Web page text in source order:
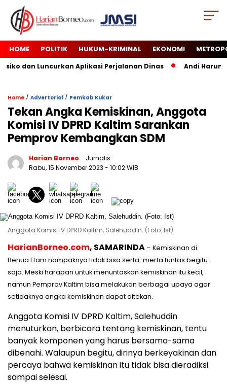
HOME POLITIK HUKUM-KRIMINAL EKONOMI
dan Luncurkan Aplikasi Perjalanan Dinas Andi Harun
Home / Advertorial / Pemkab Kukar
Tekan Angka Kemiskinan, Anggota
Komisi IV DPRD Kaltim Sarankan
Pemprov Kembangkan SDM
Harian Borneo - Jurnalis
Rabu, 15 November 2023 - 10:02 WIB
Anggota Komisi IV DPRD Kaltim, Salehuddin. (Foto: Ist)
HarianBorneo.com, SAMARINDA – Kemiskinan di
Benua Etam nampaknya tidak bisa serta-merta tuntas begitu
saja. Meski harapan untuk menuntaskan kemiskinan itu kecil,
namun Pemprov Kaltim bisa melakukan berbagai upaya agar
setidaknya angka kemiskinan dapat ditekan.
Anggota Komisi IV DPRD Kaltim, Salehuddin
menuturkan, berbicara tentang kemiskinan, tentu
banyak komponen yang harus bersama-sama
dibenahi. Walaupun begitu, dirinya berkeyakinan dan
percaya bahwa kemiskinan itu tidak bisa dieradiksi
sampai selesai.